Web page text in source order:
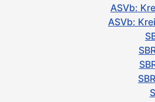
ASVb:
ASVb: